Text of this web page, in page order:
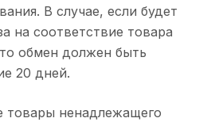
В случае, если будет
на соответствие товара
обмен должен быть
20 дней.
товары ненадлежащего